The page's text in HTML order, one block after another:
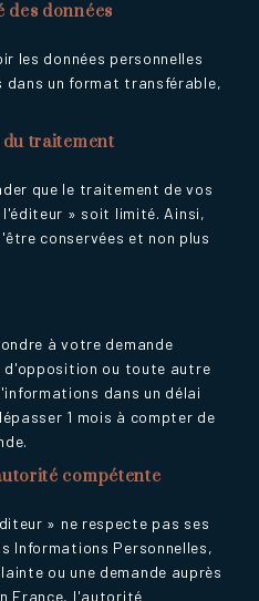
des données
les données personnelles
dans un format transférable,
traitement
que le traitement de vos
l'éditeur » soit limité. Ainsi,
conservées et non plus
à votre demande
ou toute autre
dans un délai
1 mois à compter de
compétente
» ne respecte pas ses
Informations Personnelles,
ou une demande auprès
France, l'autorité